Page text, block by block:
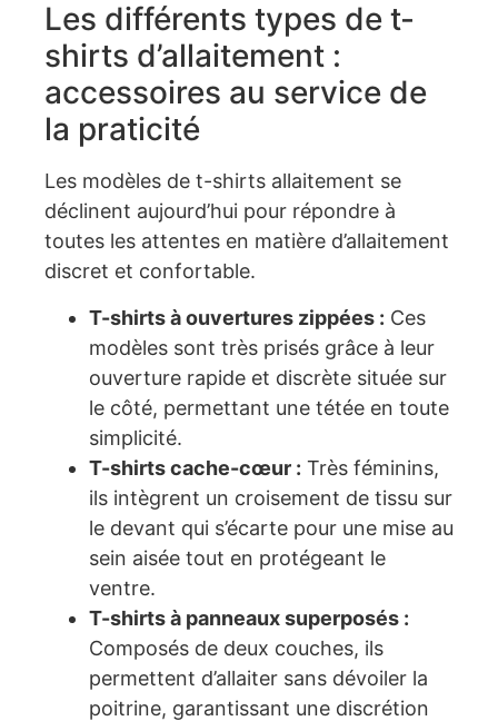
Les différents types de t-
shirts d’allaitement :
accessoires au service de
la praticité
Les modèles de t-shirts allaitement se
déclinent aujourd’hui pour répondre à
toutes les attentes en matière d’allaitement
discret et confortable.
T-shirts à ouvertures zippées : Ces
modèles sont très prisés grâce à leur
ouverture rapide et discrète située sur
le côté, permettant une tétée en toute
simplicité.
T-shirts cache-cœur : Très féminins,
ils intègrent un croisement de tissu sur
le devant qui s’écarte pour une mise au
sein aisée tout en protégeant le
ventre.
T-shirts à panneaux superposés :
Composés de deux couches, ils
permettent d’allaiter sans dévoiler la
poitrine, garantissant une discrétion